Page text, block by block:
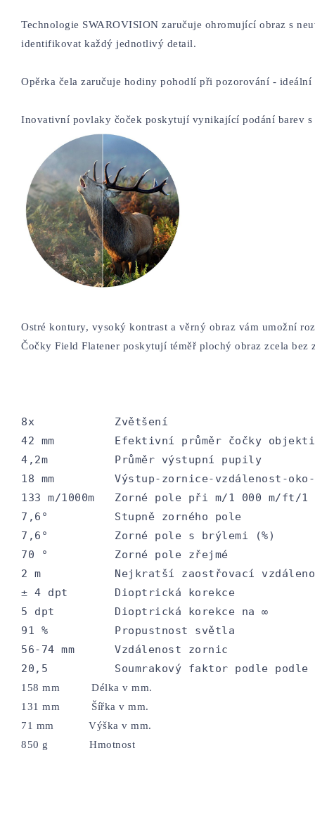
Technologie SWAROVISION zaručuje ohromující obraz s
identifikovat každý jednotlivý detail.
Opěrka čela zaručuje hodiny pohodlí při pozorování -
Inovativní povlaky čoček poskytují vynikající podání barev s
Ostré kontury, vysoký kontrast a věrný obraz vám umožní
Čočky Field Flatener poskytují téměř plochý obraz zcela bez
8x            Zvětšení
42 mm         Efektivní průměr čočky
4,2m          Průměr výstupní pupily
18 mm         Výstup-zornice-vzdálenost-
133 m/1000m   Zorné pole při m/1 000 m/ft/1
7,6°          Stupně zorného pole
7,6°          Zorné pole s brýlemi (%)
70 °          Zorné pole zřejmé
2 m           Nejkratší zaostřovací
± 4 dpt       Dioptrická korekce
5 dpt         Dioptrická korekce na ∞
91 %          Propustnost světla
56-74 mm      Vzdálenost zornic
20,5          Soumrakový faktor podle podle
158 mm          Délka v mm.
131 mm          Šířka v mm.
71 mm           Výška v mm.
850 g             Hmotnost